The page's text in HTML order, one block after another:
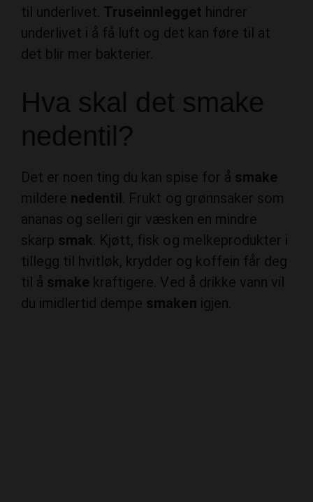
til underlivet. Truseinnlegget hindrer
underlivet i å få luft og det kan føre til at
det blir mer bakterier.
Hva skal det smake
nedentil?
Det er noen ting du kan spise for å smake
mildere nedentil . Frukt og grønnsaker som
ananas og selleri gir væsken en mindre
skarp smak . Kjøtt, fisk og melkeprodukter i
tillegg til hvitløk, krydder og koffein får deg
til å smake kraftigere. Ved å drikke vann vil
du imidlertid dempe smaken igjen.